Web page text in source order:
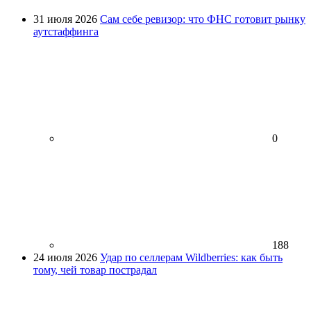
31 июля 2026 Сам себе ревизор: что ФНС готовит рынку
аутстаффинга
0
188
24 июля 2026 Удар по селлерам Wildberries: как быть
тому, чей товар пострадал